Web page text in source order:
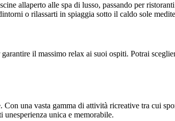
allaperto alle spa di lusso, passando per
o rilassarti in spiaggia sotto il caldo sole
il massimo relax ai suoi ospiti. Potrai
una vasta gamma di attività ricreative tra cui
unica e memorabile.